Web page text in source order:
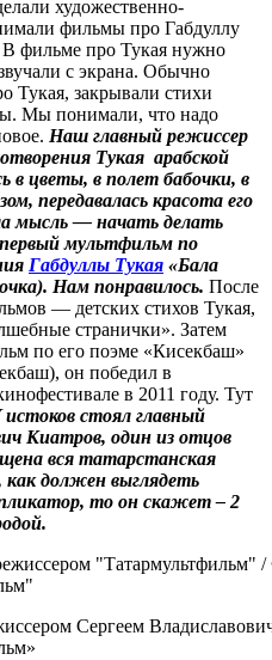
художественно-
фильмы про Габдуллу
фильме про Тукая нужно
с экрана. Обычно
Тукая, закрывали стихи
Мы понимали, что надо
Наш главный режиссер
Тукая арабской
в цветы, в полет бабочки, в
передавалась красота его
мысль — начать делать
мультфильм по
Габдуллы Тукая «Бала
Нам понравилось. После
— детских стихов Тукая,
странички». Затем
по его поэме «Кисекбаш»
он победил в
в 2011 году. Тут
истоков стоял главный
Киатров, один из отцов
вся татарстанская
как должен выглядеть
то он скажет – 2
Сергеем